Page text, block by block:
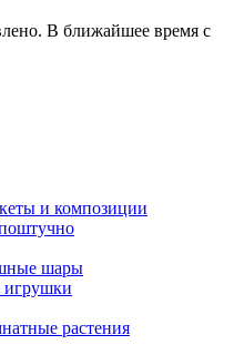
В ближайшее время с
и композиции
шары
игрушки
растения